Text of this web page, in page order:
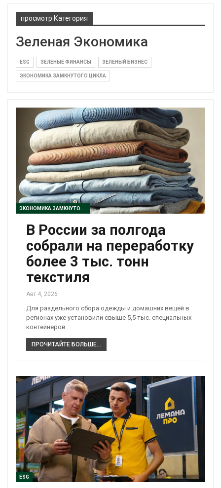
просмотр Категория
Зеленая Экономика
ESG ЗЕЛЕНЫЕ ФИНАНСЫ ЗЕЛЕНЫЙ БИЗНЕС
ЭКОНОМИКА ЗАМКНУТОГО ЦИКЛА
ЭКОНОМИКА ЗАМКНУТОГО ЦИКЛА
В России за полгода
собрали на переработку
более 3 тыс. тонн
текстиля
Авг 4, 2026
Для раздельного сбора одежды и домашних вещей в
регионах уже установили свыше 5,5 тыс. специальных
контейнеров
ПРОЧИТАЙТЕ БОЛЬШЕ...
ESG